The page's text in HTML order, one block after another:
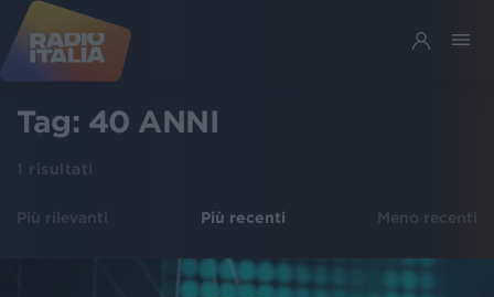
Tag: 40 ANNI
1 risultati
Più rilevanti Più recenti Meno recenti